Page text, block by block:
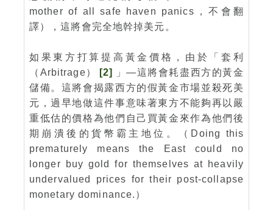
mother of all safe haven panics，不會翻
譯），這將會完全地幹掉美元。
如果東方打算提高黃金價格，由於「套利
（Arbitrage）
[2]
」—這將會耗盡西方的黃金
儲備。這將會揭露西方的假黃金市場並殺死美
元，過早地做這件事意味著東方不能夠再以嚴
重低估的價格為他們自己買黃金來作為他們後
期崩潰後的貨幣霸主地位。（Doing this
prematurely means the East could no
longer buy gold for themselves at heavily
undervalued prices for their post-collapse
monetary dominance.）